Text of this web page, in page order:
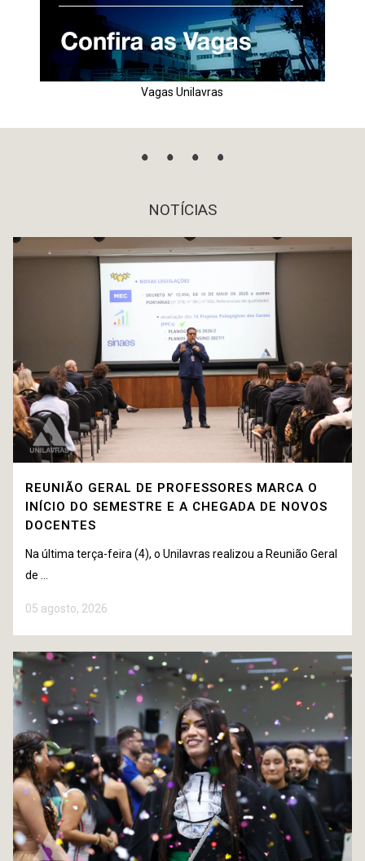
Vagas Unilavras
NOTÍCIAS
REUNIÃO GERAL DE PROFESSORES MARCA O
INÍCIO DO SEMESTRE E A CHEGADA DE NOVOS
DOCENTES
Na última terça-feira (4), o Unilavras realizou a Reunião Geral
de ...
05 agosto, 2026